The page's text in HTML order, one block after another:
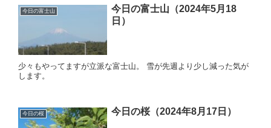
今日の富士山
今日の富士山（2024年5月18
日）
少々もやってますが立派な富士山。 雪が先週より少し減った気が
します。
今日の桜 今日の桜（2024年8月17日）